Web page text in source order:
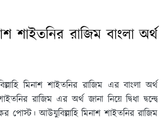
শাইতনির রাজিম বাংলা অর্থ
মিনাশ শাইতনির রাজিম এর বাংলা অর্থ
রাজিম এর অর্থ জানা নিয়ে দ্বিধা দ্বন্দ্বে
আউযুবিল্লাহি মিনাশ শাইতনির রাজিম